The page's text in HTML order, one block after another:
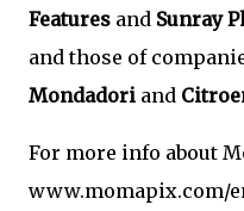
Features and Sunray
and those of
Mondadori and
For more info about
www.momapix.com/